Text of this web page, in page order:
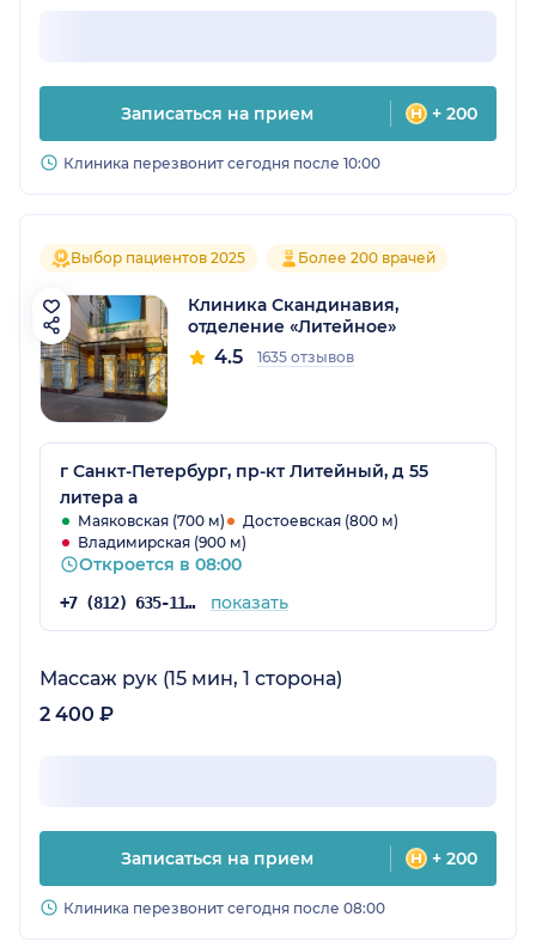
Записаться на прием + 200
Клиника перезвонит сегодня после 10:00
Выбор пациентов 2025 Более 200 врачей
Клиника Скандинавия,
отделение «Литейное»
4.5 1635 отзывов
г Санкт-Петербург, пр-кт Литейный, д 55
литера а
Маяковская (700 м)
Достоевская (800 м)
Владимирская (900 м)
Откроется в 08:00
+7 (812) 635-11-79 показать
Массаж рук (15 мин, 1 сторона)
2 400 ₽
Записаться на прием + 200
Клиника перезвонит сегодня после 08:00